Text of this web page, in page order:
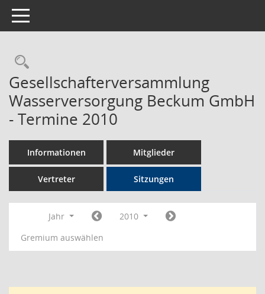
Toggle navigation
Rechercheauswahl
Gesellschafterversammlung
Wasserversorgung Beckum GmbH
- Termine 2010
Informationen Mitglieder
Vertreter Sitzungen
Jahr
2010
Gremium auswählen